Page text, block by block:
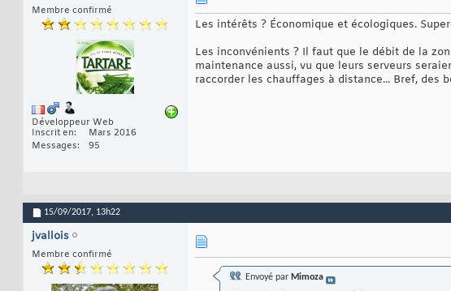
Membre confirmé
Développeur Web
Inscrit en
Mars 2016
Messages
95
Les intérêts ? Économique et écologiques.
Les inconvénients ? Il faut que le débit de la
maintenance aussi, vu que leurs serveurs
raccorder les chauffages à distance... Bref, des
15/09/2017, 13h22
jvallois
Membre confirmé
Envoyé par Mimoza